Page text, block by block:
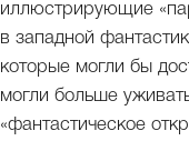
иллюстрирующие
в западной
которые могли бы
могли больше
«фантастическое